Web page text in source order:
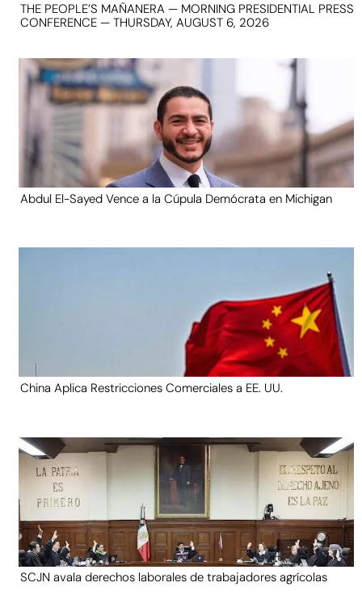
THE PEOPLE’S MAÑANERA — MORNING PRESIDENTIAL PRESS
CONFERENCE — THURSDAY, AUGUST 6, 2026
Abdul El-Sayed Vence a la Cúpula Demócrata en Michigan
China Aplica Restricciones Comerciales a EE. UU.
SCJN avala derechos laborales de trabajadores agrícolas